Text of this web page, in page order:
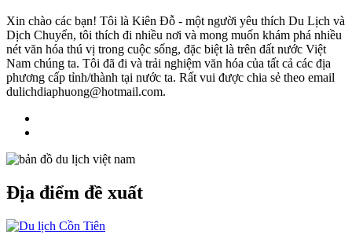
Xin chào các bạn! Tôi là Kiên Đỗ - một người yêu thích Du Lịch và
Dịch Chuyển, tôi thích đi nhiều nơi và mong muốn khám phá nhiều
nét văn hóa thú vị trong cuộc sống, đặc biệt là trên đất nước Việt
Nam chúng ta. Tôi đã đi và trải nghiệm văn hóa của tất cả các địa
phương cấp tỉnh/thành tại nước ta. Rất vui được chia sẻ theo email
dulichdiaphuong@hotmail.com.
Địa điểm đề xuất